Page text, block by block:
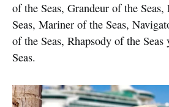
of the Seas, Grandeur of the
Seas, Mariner of the Seas,
of the Seas, Rhapsody of the
Seas.